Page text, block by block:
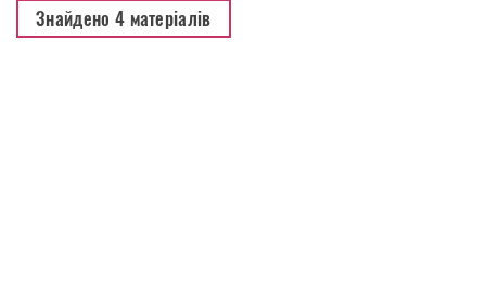
Знайдено 4 матеріалів